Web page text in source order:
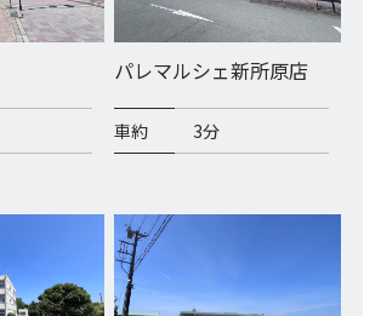
パレマルシェ新所原店
車約 3分